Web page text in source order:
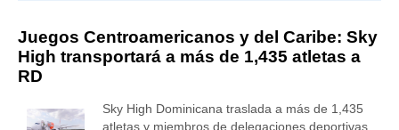
Juegos Centroamericanos y del Caribe: Sky
High transportará a más de 1,435 atletas a
RD
Sky High Dominicana traslada a más de 1,435
atletas y miembros de delegaciones deportivas